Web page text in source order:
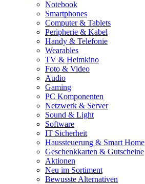
Notebook
Smartphones
Computer & Tablets
Peripherie & Kabel
Handy & Telefonie
Wearables
TV & Heimkino
Foto & Video
Audio
Gaming
PC Komponenten
Netzwerk & Server
Sound & Light
Software
IT Sicherheit
Haussteuerung & Smart Home
Geschenkkarten & Gutscheine
Aktionen
Neu im Sortiment
Bewusste Alternativen